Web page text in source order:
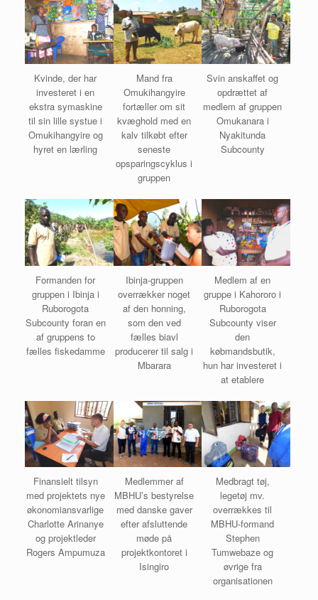
Kvinde, der har
investeret i en
ekstra symaskine
til sin lille systue i
Omukihangyire og
hyret en lærling
Mand fra
Omukihangyire
fortæller om sit
kvæghold med en
kalv tilkøbt efter
seneste
opsparingscyklus i
gruppen
Svin anskaffet og
opdrættet af
medlem af gruppen
Omukanara i
Nyakitunda
Subcounty
Formanden for
gruppen i Ibinja i
Ruborogota
Subcounty foran en
af gruppens to
fælles fiskedamme
Ibinja-gruppen
overrækker noget
af den honning,
som den ved
fælles biavl
producerer til salg i
Mbarara
Medlem af en
gruppe i Kahororo i
Ruborogota
Subcounty viser
den
købmandsbutik,
hun har investeret i
at etablere
Finansielt tilsyn
med projektets nye
økonomiansvarlige
Charlotte Arinanye
og projektleder
Rogers Ampumuza
Medlemmer af
MBHU’s bestyrelse
med danske gaver
efter afsluttende
møde på
projektkontoret i
Isingiro
Medbragt tøj,
legetøj mv.
overrækkes til
MBHU-formand
Stephen
Tumwebaze og
øvrige fra
organisationen